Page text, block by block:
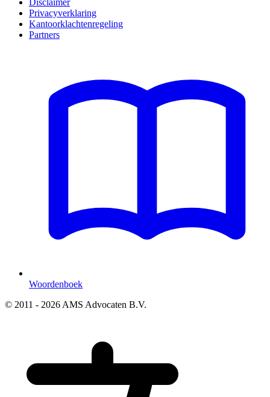
Disclaimer
Privacyverklaring
Kantoorklachtenregeling
Partners
Woordenboek
© 2011 - 2026 AMS Advocaten B.V.